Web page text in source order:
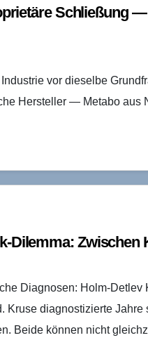
Schließung
vor dieselbe
Hersteller — Metabo
Dilemma: Zwischen
Diagnosen: Holm-
Kruse diagnostizierte
Beide können nicht